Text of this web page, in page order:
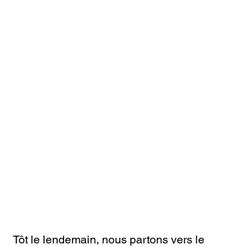
Tôt le lendemain, nous partons vers le